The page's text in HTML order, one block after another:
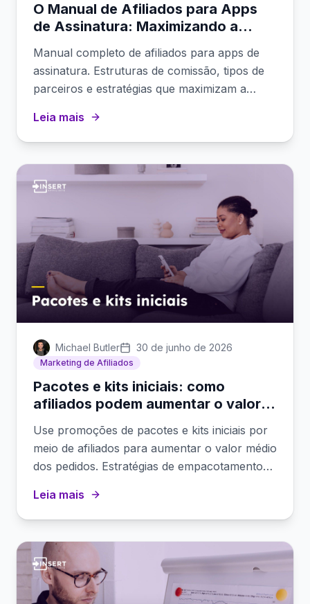
O Manual de Afiliados para Apps
de Assinatura: Maximizando a
Parceiros
Manual completo de afiliados para apps de
assinatura. Estruturas de comissão, tipos de
parceiros e estratégias que maximizam a
Leia mais
Michael Butler 30 de junho de 2026
Marketing de Afiliados
Pacotes e kits iniciais: como
afiliados podem aumentar o valor
Use promoções de pacotes e kits iniciais por
meio de afiliados para aumentar o valor médio
dos pedidos. Estratégias de empacotamento
Leia mais